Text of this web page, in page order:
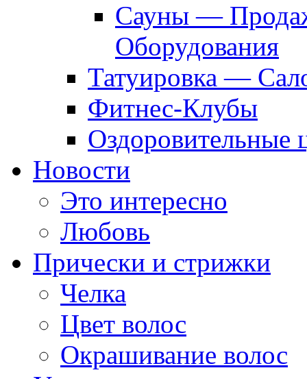
Сауны —
Оборудования
Татуировка —
Фитнес-Клубы
Оздоровительные
Новости
Это интересно
Любовь
Прически и стрижки
Челка
Цвет волос
Окрашивание волос